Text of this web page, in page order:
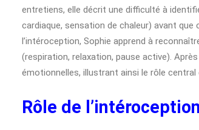
entretiens, elle décrit une difficulté à
cardiaque, sensation de chaleur) avant
l’intéroception, Sophie apprend à
(respiration, relaxation, pause active).
émotionnelles, illustrant ainsi le rôle
Rôle de